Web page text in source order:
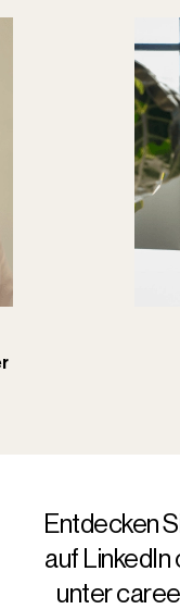
Entdecken
auf LinkedIn
unter